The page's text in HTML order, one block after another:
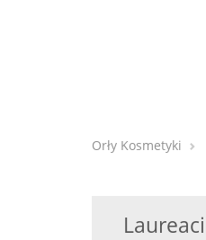
Orły Kosmetyki
Laureaci